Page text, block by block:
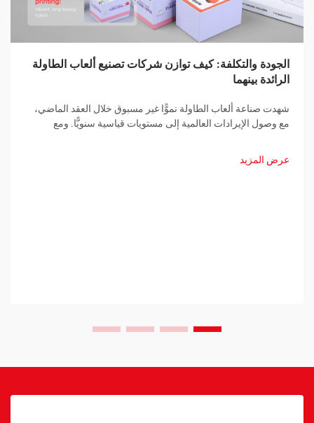
الجودة والتكلفة: كيف توازن شركات تصنيع ألعاب الطاولة
الرائدة بينهما
شهدت صناعة ألعاب الطاولة نموًّا غير مسبوق خلال العقد الماضي،
مع وصول الإيرادات العالمية إلى مستويات قياسية سنويًّا. ومع
عرض المزيد